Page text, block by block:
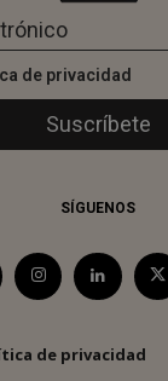
de privacidad
SÍGUENOS
de privacidad